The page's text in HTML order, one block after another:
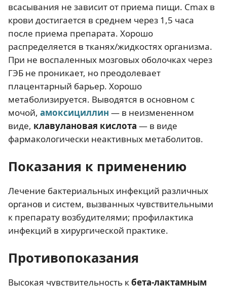
всасывания не зависит от приема пищи. Cmax в
крови достигается в среднем через 1,5 часа
после приема препарата. Хорошо
распределяется в тканях/жидкостях организма.
При не воспаленных мозговых оболочках через
ГЭБ не проникает, но преодолевает
плацентарный барьер. Хорошо
метаболизируется. Выводятся в основном с
мочой, амоксициллин — в неизмененном
виде, клавулановая кислота — в виде
фармакологически неактивных метаболитов.
Показания к применению
Лечение бактериальных инфекций различных
органов и систем, вызванных чувствительными
к препарату возбудителями; профилактика
инфекций в хирургической практике.
Противопоказания
Высокая чувствительность кбета-лактамным